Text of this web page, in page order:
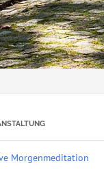
Morgenmeditation